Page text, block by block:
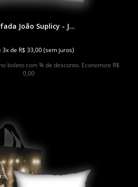
João Suplicy - J...
3x de R$ 33,00 (sem juros)
boleto com % de desconto. Economize R$
0,00